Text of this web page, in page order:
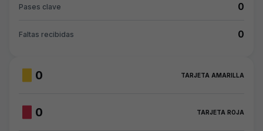
Pases clave 0
Faltas recibidas 0
0 TARJETA AMARILLA
0 TARJETA ROJA